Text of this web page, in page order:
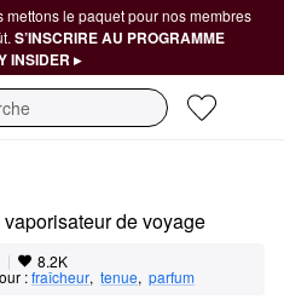
mettons le paquet pour nos membres
S’INSCRIRE AU PROGRAMME
INSIDER ▸
de voyage
| 8.2K
:fraîcheur, tenue, parfum